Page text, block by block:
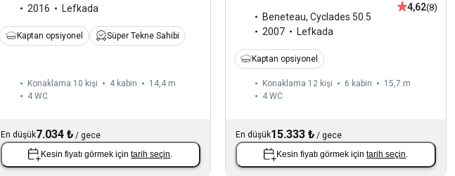
2016
Lefkada
Kaptan opsiyonel Süper Tekne Sahibi
Konaklama 10 kişi 4 kabin
14,4 m
4 WC
En düşük7.034 ₺/ gece
Kesin fiyatı görmek içintarih seçin.
Beneteau,Cyclades 50.5
2007
Lefkada
4,62(8)
Kaptan opsiyonel
Konaklama 12 kişi 6 kabin
15,7 m
4 WC
En düşük15.333 ₺ /gece
Kesin fiyatı görmek içintarih seçin.